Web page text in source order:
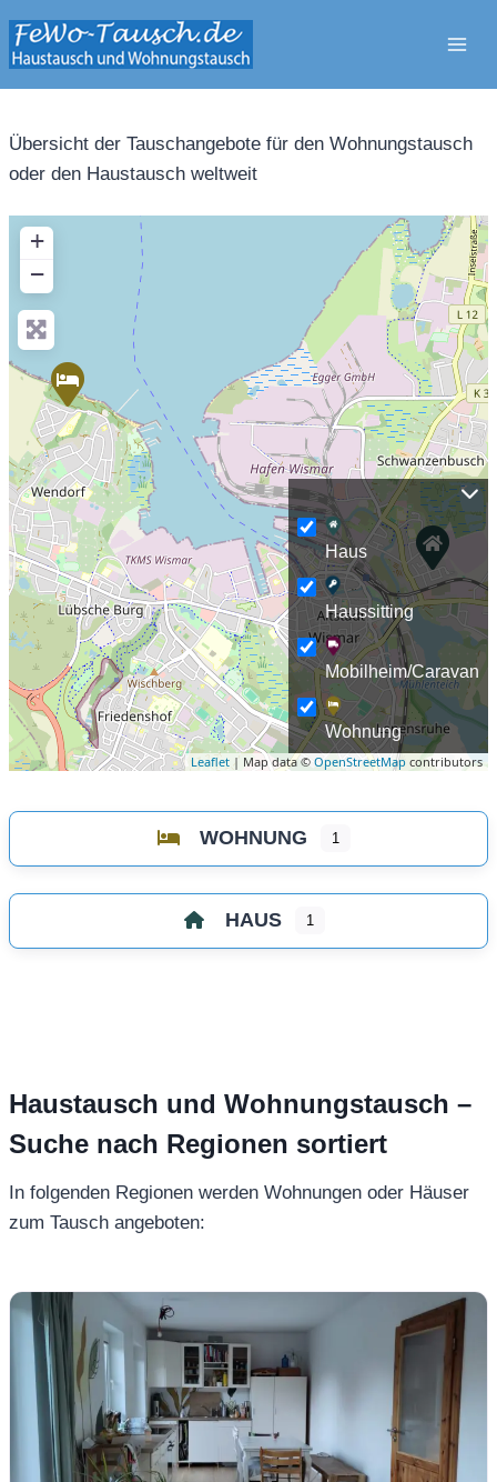
Inhalt
springen
Übersicht der Tauschangebote für den Wohnungstausch
oder den Haustausch weltweit
+
−
Leaflet | Map data © OpenStreetMap contributors
Haus
Haussitting
Mobilheim/Caravan
Wohnung
WOHNUNG 1
HAUS 1
Haustausch und Wohnungstausch –
Suche nach Regionen sortiert
In folgenden Regionen werden Wohnungen oder Häuser
zum Tausch angeboten: